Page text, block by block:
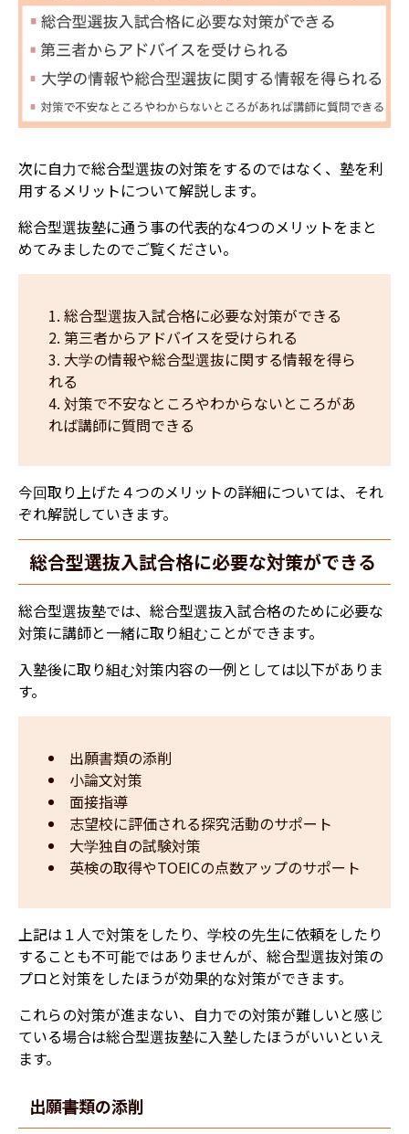
次に自力で総合型選抜の対策をするのではなく、塾を利
用するメリットについて解説します。
総合型選抜塾に通う事の代表的な4つのメリットをまと
めてみましたのでご覧ください。
総合型選抜入試合格に必要な対策ができる
第三者からアドバイスを受けられる
大学の情報や総合型選抜に関する情報を得ら
れる
対策で不安なところやわからないところがあ
れば講師に質問できる
今回取り上げた４つのメリットの詳細については、それ
ぞれ解説していきます。
総合型選抜入試合格に必要な対策ができる
総合型選抜塾では、総合型選抜入試合格のために必要な
対策に講師と一緒に取り組むことができます。
入塾後に取り組む対策内容の一例としては以下がありま
す。
出願書類の添削
小論文対策
面接指導
志望校に評価される探究活動のサポート
大学独自の試験対策
英検の取得やTOEICの点数アップのサポート
上記は１人で対策をしたり、学校の先生に依頼をしたり
することも不可能ではありませんが、総合型選抜対策の
プロと対策をしたほうが効果的な対策ができます。
これらの対策が進まない、自力での対策が難しいと感じ
ている場合は総合型選抜塾に入塾したほうがいいといえ
ます。
出願書類の添削